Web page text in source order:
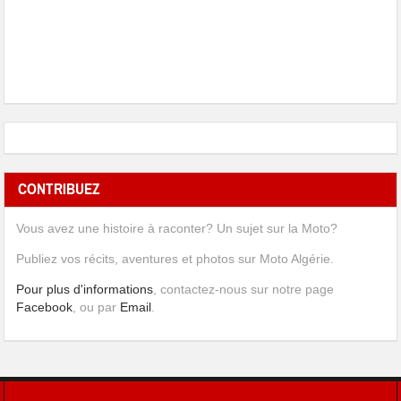
CONTRIBUEZ
Vous avez une histoire à raconter? Un sujet sur la Moto?
Publiez vos récits, aventures et photos sur Moto Algérie.
Pour plus d'informations , contactez-nous sur notre page
Facebook , ou par Email